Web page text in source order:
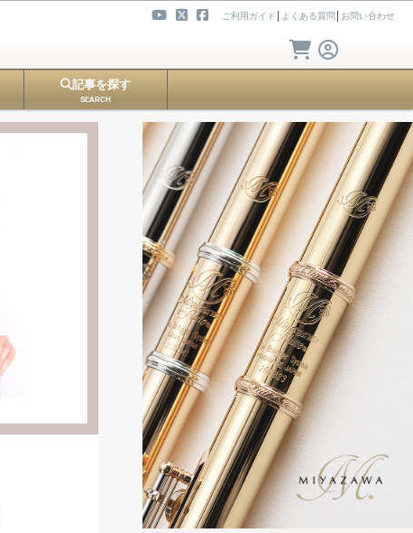
ご利用ガイド よくある質問 お問い合わせ
記事を探す
SEARCH